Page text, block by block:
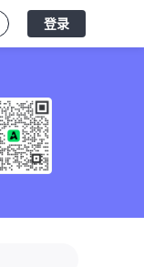
登录